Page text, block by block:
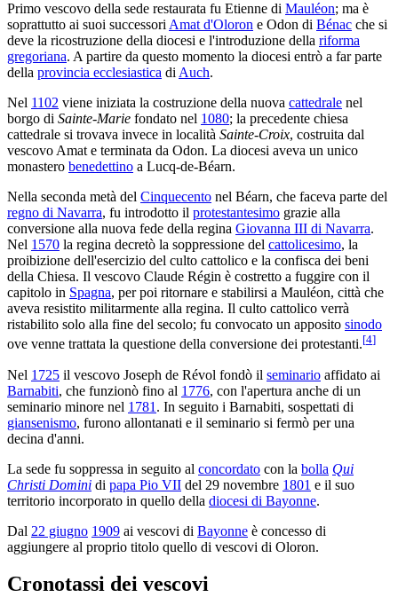
Primo vescovo della sede restaurata fu Etienne di Mauléon; ma è
soprattutto ai suoi successori Amat d'Oloron e Odon di Bénac che si
deve la ricostruzione della diocesi e l'introduzione della riforma
gregoriana. A partire da questo momento la diocesi entrò a far parte
della provincia ecclesiastica di Auch.
Nel 1102 viene iniziata la costruzione della nuova cattedrale nel
borgo di Sainte-Marie fondato nel 1080; la precedente chiesa
cattedrale si trovava invece in località Sainte-Croix, costruita dal
vescovo Amat e terminata da Odon. La diocesi aveva un unico
monastero benedettino a Lucq-de-Béarn.
Nella seconda metà del Cinquecento nel Béarn, che faceva parte del
regno di Navarra, fu introdotto il protestantesimo grazie alla
conversione alla nuova fede della regina Giovanna III di Navarra.
Nel 1570 la regina decretò la soppressione del cattolicesimo, la
proibizione dell'esercizio del culto cattolico e la confisca dei beni
della Chiesa. Il vescovo Claude Régin è costretto a fuggire con il
capitolo in Spagna, per poi ritornare e stabilirsi a Mauléon, città che
aveva resistito militarmente alla regina. Il culto cattolico verrà
ristabilito solo alla fine del secolo; fu convocato un apposito sinodo
ove venne trattata la questione della conversione dei protestanti.[4]
Nel 1725 il vescovo Joseph de Révol fondò il seminario affidato ai
Barnabiti, che funzionò fino al 1776, con l'apertura anche di un
seminario minore nel 1781 . In seguito i Barnabiti, sospettati di
giansenismo, furono allontanati e il seminario si fermò per una
decina d'anni.
La sede fu soppressa in seguito al concordato con la bolla Qui
Christi Domini di papa Pio VII del 29 novembre 1801 e il suo
territorio incorporato in quello della diocesi di Bayonne.
Dal 22 giugno 1909 ai vescovi di Bayonne è concesso di
aggiungere al proprio titolo quello di vescovi di Oloron.
Cronotassi dei vescovi